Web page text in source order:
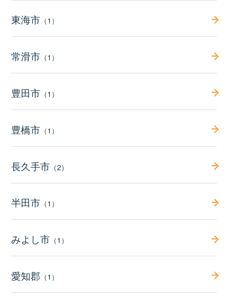
東海市 （1）
常滑市 （1）
豊田市 （1）
豊橋市 （1）
長久手市 （2）
半田市 （1）
みよし市 （1）
愛知郡 （1）